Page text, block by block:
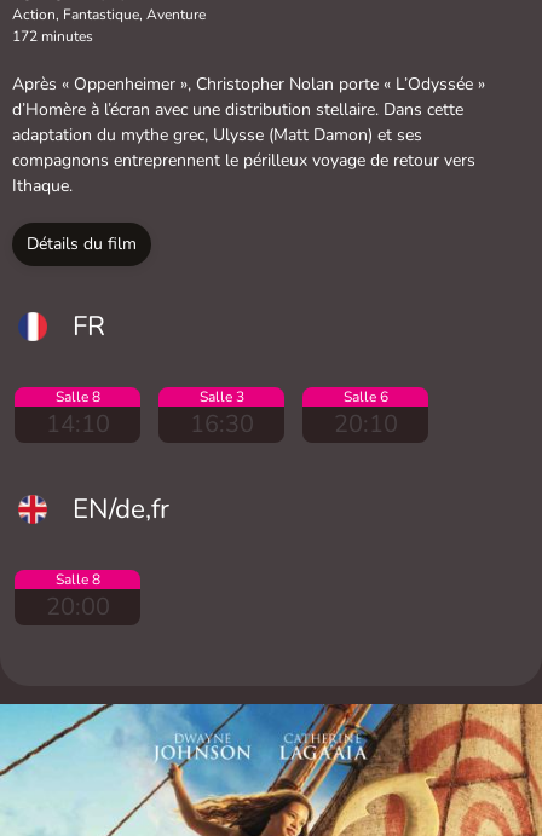
Action, Fantastique, Aventure
172 minutes
Après « Oppenheimer », Christopher Nolan porte « L’Odyssée »
d’Homère à l’écran avec une distribution stellaire. Dans cette
adaptation du mythe grec, Ulysse (Matt Damon) et ses
compagnons entreprennent le périlleux voyage de retour vers
Ithaque.
Détails du film
FR
Salle 8
14:10
Salle 3
16:30
Salle 6
20:10
EN/de,fr
Salle 8
20:00